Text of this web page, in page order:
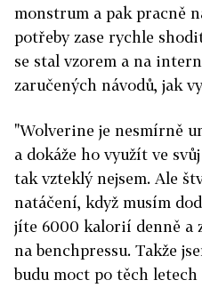
monstrum a pak pracně
potřeby zase rychle
se stal vzorem a na
zaručených návodů, jak
"Wolverine je nesmírně
a dokáže ho využít ve
tak vzteklý nejsem. Ale
natáčení, když musím
jíte 6000 kalorií denně a
na benchpressu. Takže
budu moct po těch